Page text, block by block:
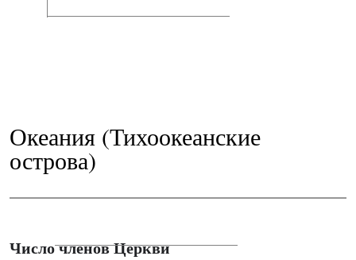
Океания (Тихоокеанские
острова)
Число членов Церкви